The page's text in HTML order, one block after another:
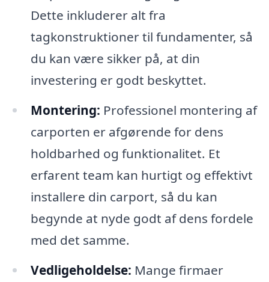
Dette inkluderer alt fra
tagkonstruktioner til fundamenter, så
du kan være sikker på, at din
investering er godt beskyttet.
Montering: Professionel montering af
carporten er afgørende for dens
holdbarhed og funktionalitet. Et
erfarent team kan hurtigt og effektivt
installere din carport, så du kan
begynde at nyde godt af dens fordele
med det samme.
Vedligeholdelse: Mange firmaer